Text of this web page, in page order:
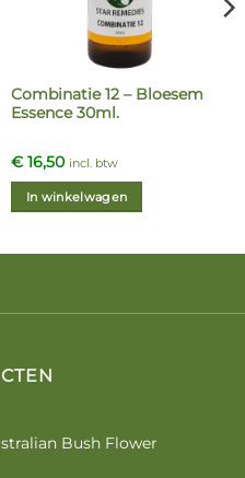
Combinatie 12 – Bloesem
Essence 30ml.
€16,50 incl. btw
In winkelwagen
Bush Flower